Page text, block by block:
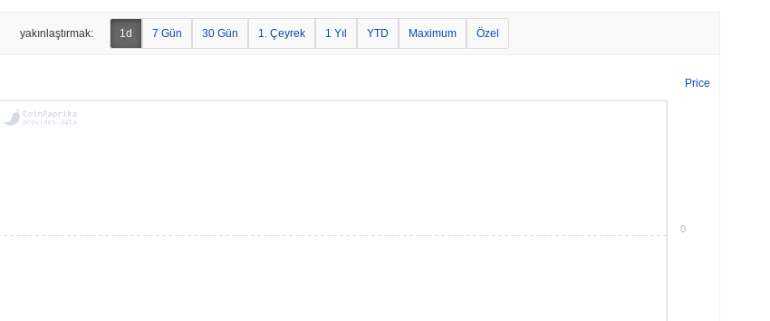
yakınlaştırmak: 1d 7 Gün 30 Gün 1. Çeyrek 1 Yıl YTD Maximum Özel
Price
0